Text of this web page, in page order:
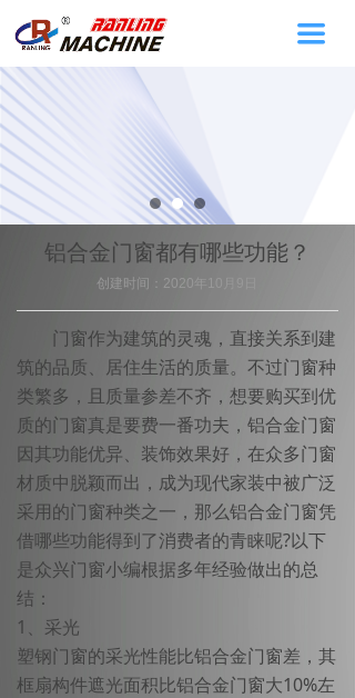
끀
铝合金门窗都有哪些功能？
创建时间： 2020年10月9日
门窗作为建筑的灵魂，直接关系到建
筑的品质、居住生活的质量。不过门窗种
类繁多，且质量参差不齐，想要购买到优
质的门窗真是要费一番功夫，铝合金门窗
因其功能优异、装饰效果好，在众多门窗
材质中脱颖而出，成为现代家装中被广泛
采用的门窗种类之一，那么铝合金门窗凭
借哪些功能得到了消费者的青睐呢?以下
是众兴门窗小编根据多年经验做出的总
结：
1、采光
塑钢门窗的采光性能比铝合金门窗差，其
框扇构件遮光面积比铝合金门窗大10%左